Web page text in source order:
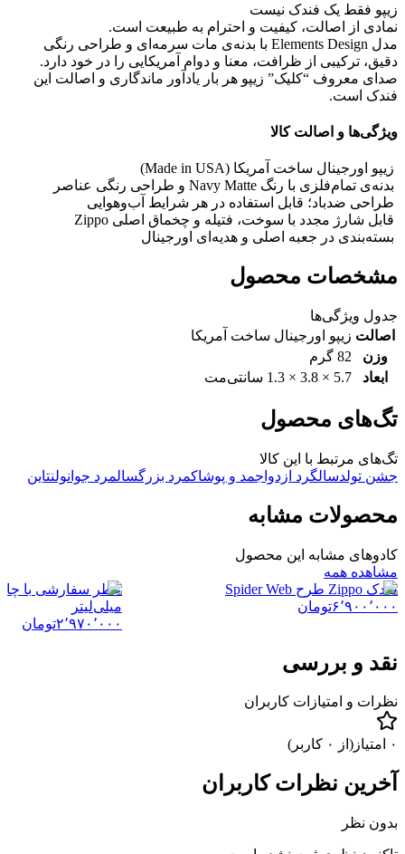
زیپو فقط یک فندک نیست
نمادی از اصالت، کیفیت و احترام به طبیعت است.
مدل Elements Design با بدنه‌ی مات سرمه‌ای و طراحی رنگی
دقیق، ترکیبی از ظرافت، معنا و دوام آمریکایی را در خود دارد.
صدای معروف “کلیک” زیپو هر بار یادآور ماندگاری و اصالت این
فندک است.
ویژگی‌ها و اصالت کالا
زیپو اورجینال ساخت آمریکا (Made in USA)
بدنه‌ی تمام‌فلزی با رنگ Navy Matte و طراحی رنگی عناصر
طراحی ضدباد؛ قابل استفاده در هر شرایط آب‌وهوایی
قابل شارژ مجدد با سوخت، فتیله و چخماق اصلی Zippo
بسته‌بندی در جعبه اصلی و هدیه‌ای اورجینال
مشخصات محصول
جدول ویژگی‌ها
اصالت زیپو اورجینال ساخت آمریکا
وزن
82 گرم
ابعاد
5.7 × 3.8 × 1.3 سانتی‌مت
تگ‌های محصول
تگ‌های مرتبط با این کالا
جشن تولدسالگرد ازدواجمد و پوشاکمرد بزرگسالمرد جوانولنتاین
محصولات مشابه
کادوهای مشابه این محصول
مشاهده همه
فندک Zippo طرح Spider Web
۶٬۹۰۰٬۰۰۰تومان
میلی‌لیتر
۲٬۹۷۰٬۰۰۰تومان
نقد و بررسی
نظرات و امتیازات کاربران
۰ امتیاز (از ۰ کاربر)
آخرین نظرات کاربران
بدون نظر